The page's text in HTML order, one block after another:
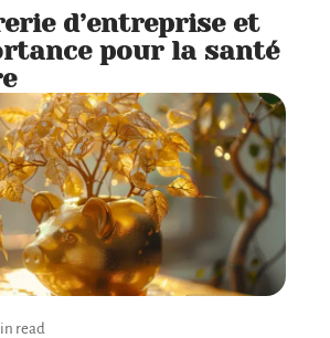
d’entreprise et
pour la santé
read